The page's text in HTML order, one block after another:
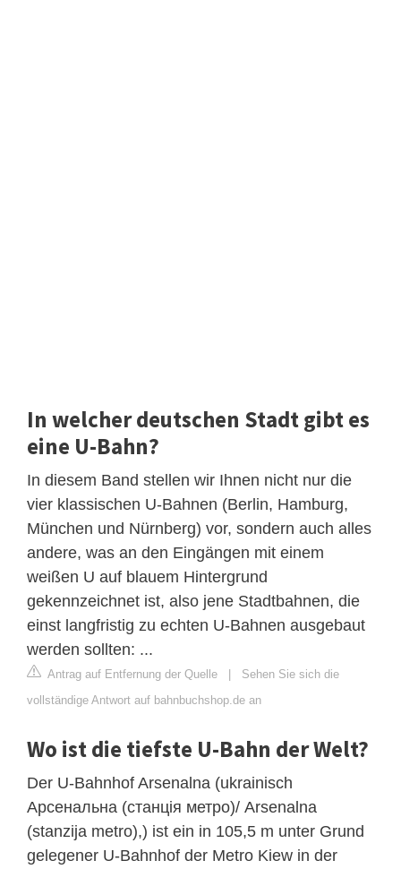
In welcher deutschen Stadt gibt es
eine U-Bahn?
In diesem Band stellen wir Ihnen nicht nur die
vier klassischen U-Bahnen (Berlin, Hamburg,
München und Nürnberg) vor, sondern auch alles
andere, was an den Eingängen mit einem
weißen U auf blauem Hintergrund
gekennzeichnet ist, also jene Stadtbahnen, die
einst langfristig zu echten U-Bahnen ausgebaut
werden sollten: ...
Antrag auf Entfernung der Quelle | Sehen Sie sich die
vollständige Antwort auf bahnbuchshop.de an
Wo ist die tiefste U-Bahn der Welt?
Der U-Bahnhof Arsenalna (ukrainisch
Арсенальна (станція метро)/ Arsenalna
(stanzija metro),) ist ein in 105,5 m unter Grund
gelegener U-Bahnhof der Metro Kiew in der